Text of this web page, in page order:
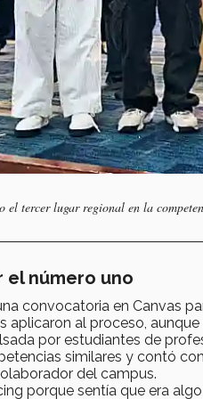
el tercer lugar regional en la
el número uno
convocatoria en Canvas
aplicaron al proceso,
por estudiantes de
similares y contó
del campus.
porque sentía que era